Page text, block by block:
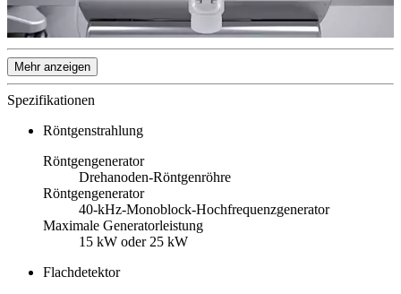
Mehr anzeigen
Spezifikationen
Röntgenstrahlung
Röntgengenerator
Drehanoden-Röntgenröhre
Röntgengenerator
40-kHz-Monoblock-Hochfrequenzgenerator
Maximale Generatorleistung
15 kW oder 25 kW
Flachdetektor